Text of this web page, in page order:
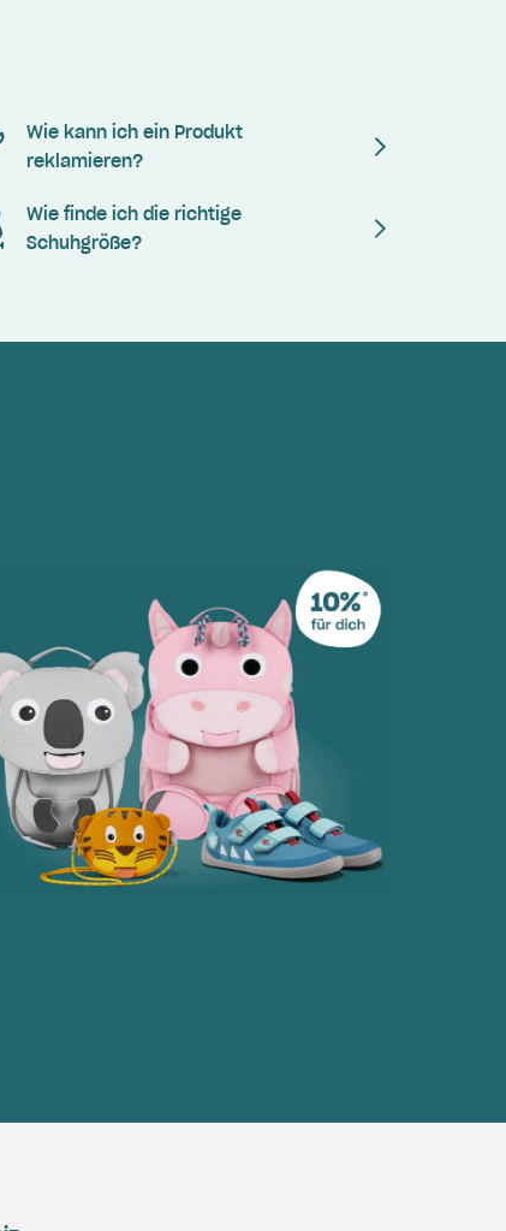
Wie kann ich ein Produkt
reklamieren?
Wie finde ich die richtige
Schuhgröße?